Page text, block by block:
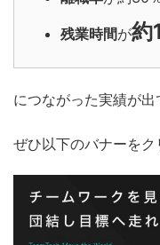
残業時間が約
につながった実績が出
ぜひ以下のバナーをク